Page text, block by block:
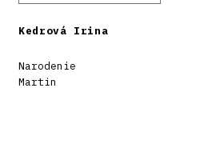
Kedrová Irina
Narodenie
Martin